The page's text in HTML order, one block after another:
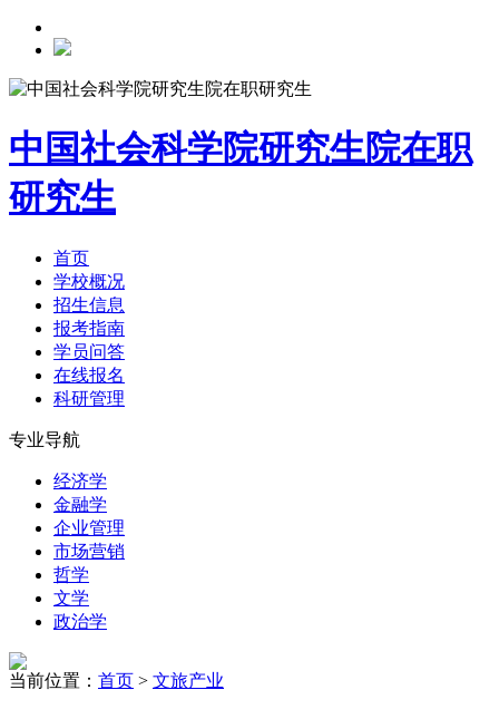
中国社会科学院研究生院在职
研究生
首页
学校概况
招生信息
报考指南
学员问答
在线报名
科研管理
专业导航
经济学
金融学
企业管理
市场营销
哲学
文学
政治学
当前位置： 首页 > 文旅产业